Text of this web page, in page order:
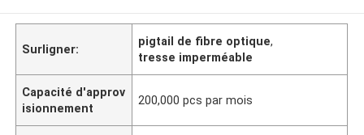
Surligner:
pigtail de fibre optique,
tresse imperméable
Capacité d'approv
isionnement
200,000 pcs par mois